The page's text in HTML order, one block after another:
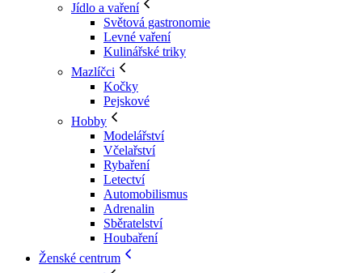
Jídlo a vaření
Světová gastronomie
Levné vaření
Kulinářské triky
Mazlíčci
Kočky
Pejskové
Hobby
Modelářství
Včelařství
Rybaření
Letectví
Automobilismus
Adrenalin
Sběratelství
Houbaření
Ženské centrum